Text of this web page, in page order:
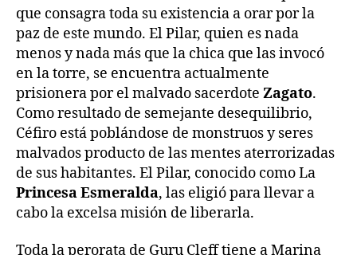
que consagra toda su existencia a orar por la
paz de este mundo. El Pilar, quien es nada
menos y nada más que la chica que las invocó
en la torre, se encuentra actualmente
prisionera por el malvado sacerdote Zagato.
Como resultado de semejante desequilibrio,
Céfiro está poblándose de monstruos y seres
malvados producto de las mentes aterrorizadas
de sus habitantes. El Pilar, conocido como La
Princesa Esmeralda, las eligió para llevar a
cabo la excelsa misión de liberarla.
Toda la perorata de Guru Cleff tiene a Marina